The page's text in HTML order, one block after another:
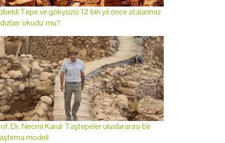
Tepe ve gökyüzü: 12 bin yıl önce atalarımız
'okudu' mu?
Dr. Necmi Karul: Taştepeler uluslararası bir
modeli